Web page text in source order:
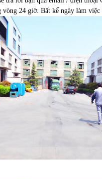
vòng 24 giờ. Bất kể ngày làm